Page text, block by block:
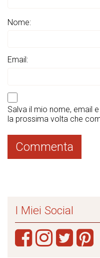
Nome:
Email:
Salva il mio nome, email
la prossima volta che
I Miei Social